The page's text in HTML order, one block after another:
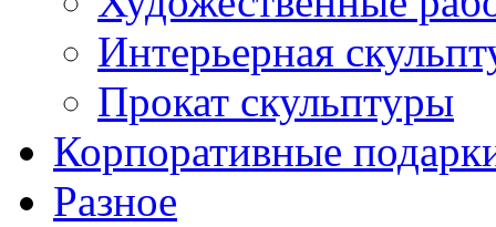
Интерьерная
Прокат скульптуры
Корпоративные
Разное